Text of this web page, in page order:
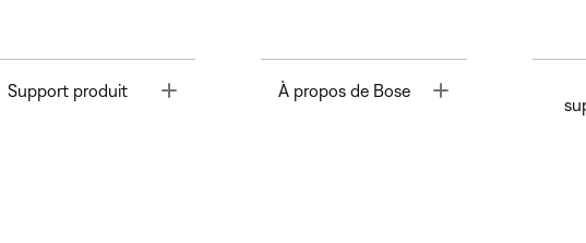
Support produit À propos de Bose Toggle